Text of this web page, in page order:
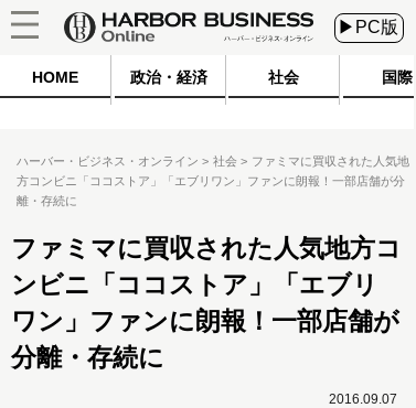
▶PC版
HOME 政治・経済 社会 国際
ハーバー・ビジネス・オンライン 社会
ファミマに買収された人気地
方コンビニ「ココストア」「エブリワン」ファンに朗報！一部店舗が分
離・存続に
ファミマに買収された人気地方コ
ンビニ「ココストア」「エブリ
ワン」ファンに朗報！一部店舗が
分離・存続に
2016.09.07